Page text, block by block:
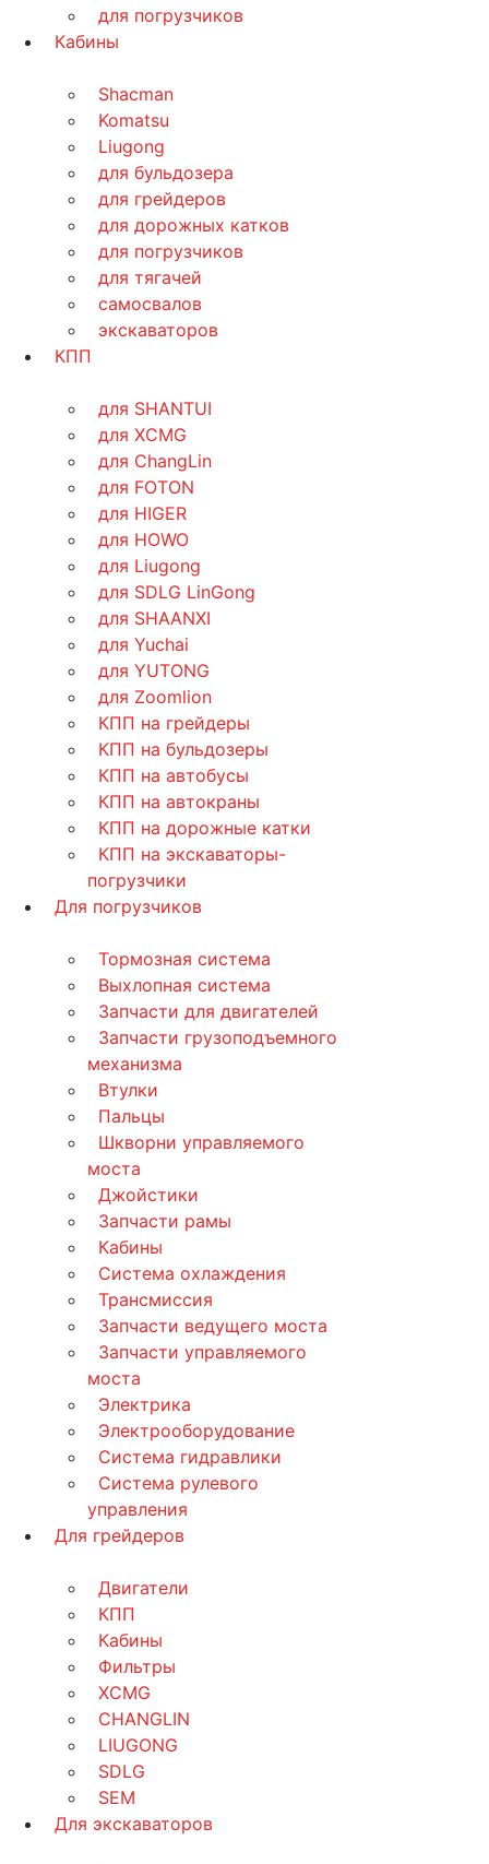
для погрузчиков
Кабины
Shacman
Komatsu
Liugong
для бульдозера
для грейдеров
для дорожных катков
для погрузчиков
для тягачей
самосвалов
экскаваторов
КПП
для SHANTUI
для XCMG
для ChangLin
для FOTON
для HIGER
для HOWO
для Liugong
для SDLG LinGong
для SHAANXI
для Yuchai
для YUTONG
для Zoomlion
КПП на грейдеры
КПП на бульдозеры
КПП на автобусы
КПП на автокраны
КПП на дорожные катки
КПП на экскаваторы-
погрузчики
Для погрузчиков
Тормозная система
Выхлопная система
Запчасти для двигателей
Запчасти грузоподъемного
механизма
Втулки
Пальцы
Шкворни управляемого
моста
Джойстики
Запчасти рамы
Кабины
Система охлаждения
Трансмиссия
Запчасти ведущего моста
Запчасти управляемого
моста
Электрика
Электрооборудование
Система гидравлики
Система рулевого
управления
Для грейдеров
Двигатели
КПП
Кабины
Фильтры
XCMG
CHANGLIN
LIUGONG
SDLG
SEM
Для экскаваторов